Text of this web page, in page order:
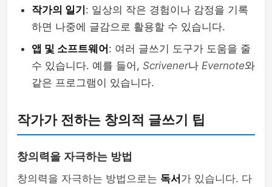
작가의 일기 : 일상의 작은 경험이나 감정을 기록
하면 나중에 글감으로 활용할 수 있습니다.
앱 및 소프트웨어 : 여러 글쓰기 도구가 도움을 줄
수 있습니다. 예를 들어, Scrivener나 Evernote와
같은 프로그램이 있습니다.
작가가 전하는 창의적 글쓰기 팁
창의력을 자극하는 방법
창의력을 자극하는 방법으로는 독서 가 있습니다. 다